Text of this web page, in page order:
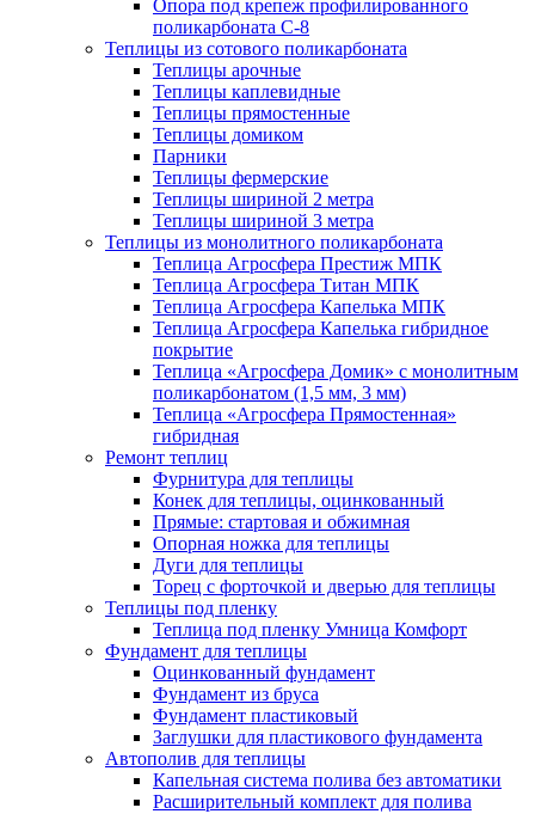
Опора под крепеж профилированного
поликарбоната С-8
Теплицы из сотового поликарбоната
Теплицы арочные
Теплицы каплевидные
Теплицы прямостенные
Теплицы домиком
Парники
Теплицы фермерские
Теплицы шириной 2 метра
Теплицы шириной 3 метра
Теплицы из монолитного поликарбоната
Теплица Агросфера Престиж МПК
Теплица Агросфера Титан МПК
Теплица Агросфера Капелька МПК
Теплица Агросфера Капелька гибридное
покрытие
Теплица «Агросфера Домик» с монолитным
поликарбонатом (1,5 мм, 3 мм)
Теплица «Агросфера Прямостенная»
гибридная
Ремонт теплиц
Фурнитура для теплицы
Конек для теплицы, оцинкованный
Прямые: стартовая и обжимная
Опорная ножка для теплицы
Дуги для теплицы
Торец с форточкой и дверью для теплицы
Теплицы под пленку
Теплица под пленку Умница Комфорт
Фундамент для теплицы
Оцинкованный фундамент
Фундамент из бруса
Фундамент пластиковый
Заглушки для пластикового фундамента
Автополив для теплицы
Капельная система полива без автоматики
Расширительный комплект для полива